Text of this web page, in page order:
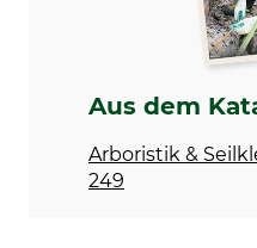
Aus dem
Arboristik &
249